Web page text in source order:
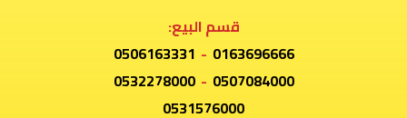
قسم البيع:
0163696666
-
0506163331
0507084000
-
0532278000
0531576000